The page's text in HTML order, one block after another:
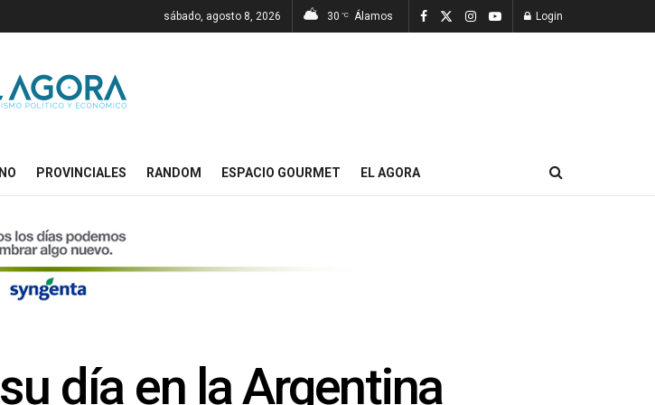
sábado, agosto 8, 2026 30 °C Álamos Login
PROVINCIALES RANDOM ESPACIO GOURMET EL AGORA
día en la Argentina